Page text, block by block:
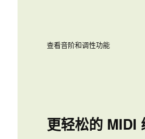
查看音阶和调性功能
更轻松的 MIDI